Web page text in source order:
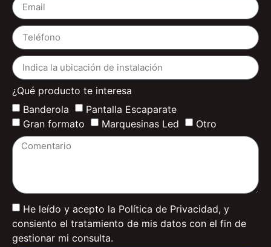
¿Qué producto te interesa
Banderola
Pantalla Escaparate
He leído y acepto la Política de Privacidad, y